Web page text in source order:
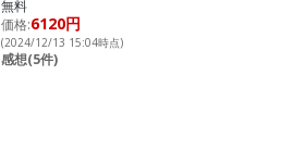
無料
価格:6120円
(2024/12/13 15:04時点)
感想(5件)